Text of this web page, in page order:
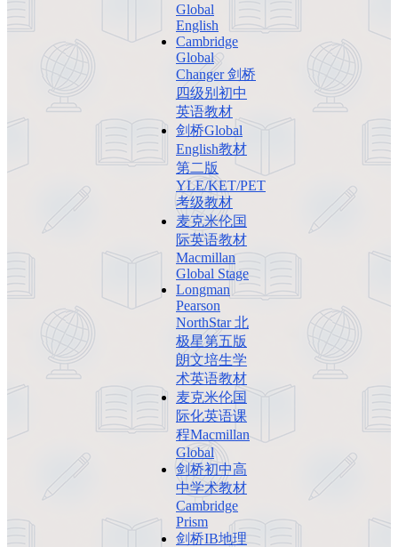
Global
English
Cambridge
Global
Changer 剑桥
四级别初中
英语教材
剑桥Global
English教材
第二版
YLE/KET/PET
考级教材
麦克米伦国
际英语教材
Macmillan
Global Stage
Longman
Pearson
NorthStar 北
极星第五版
朗文培生学
术英语教材
麦克米伦国
际化英语课
程Macmillan
Global
剑桥初中高
中学术教材
Cambridge
Prism
剑桥IB地理